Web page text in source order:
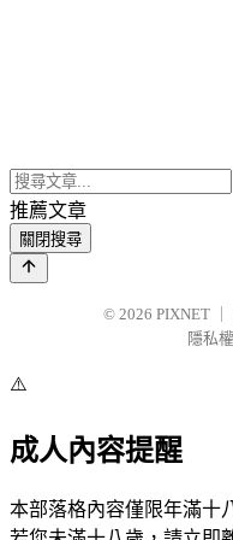
推薦文章
關閉搜尋
© 2026 PIXNET
隱私
⚠️
成人內容提醒
本部落格內容僅限年滿十